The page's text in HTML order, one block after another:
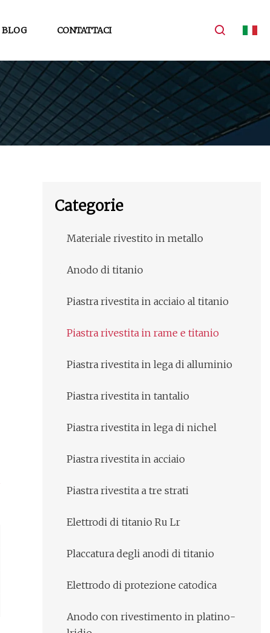
BLOG CONTATTACI
Categorie
Materiale rivestito in metallo
Anodo di titanio
Piastra rivestita in acciaio al titanio
Piastra rivestita in rame e titanio
Piastra rivestita in lega di alluminio
Piastra rivestita in tantalio
Piastra rivestita in lega di nichel
Piastra rivestita in acciaio
Piastra rivestita a tre strati
Elettrodi di titanio Ru Lr
Placcatura degli anodi di titanio
Elettrodo di protezione catodica
Anodo con rivestimento in platino-